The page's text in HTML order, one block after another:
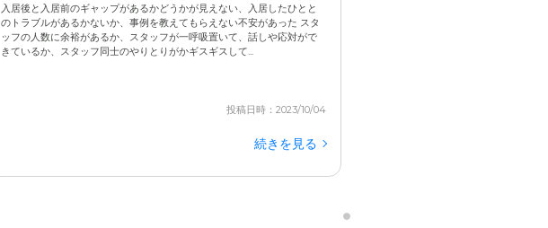
入居後と入居前のギャップがあるかどうかが見えない、入居したひとと
のトラブルがあるかないか、事例を教えてもらえない不安があった スタ
ッフの人数に余裕があるか、スタッフが一呼吸置いて、話しや応対がで
きているか、スタッフ同士のやりとりがかギスギスして...
投稿日時：2023/10/04
続きを見る